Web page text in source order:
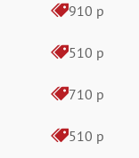
910 р
510 р
710 р
510 р